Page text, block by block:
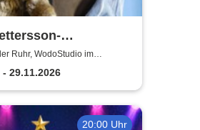
| WodoStudio
Ruhr
Ruhr, WodoStudio im
Ruhr
29.11.2026
20:00 Uhr